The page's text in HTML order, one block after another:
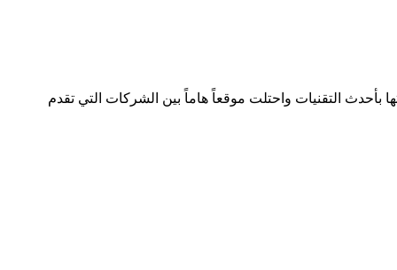
بسجل تجاري رقم 392254 متواجدة في دولتين وتعمل في هذا المجال منذ 2005 وقدمت خدماتها بأحدث التقنيات واحتلت موقعاً هاماً بين الشركات التي تقدم